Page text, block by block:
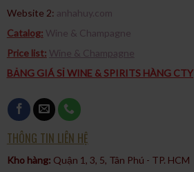
Website 2: anhahuy.com
Catalog: Wine & Champagne
Price list: Wine & Champagne
BẢNG GIÁ SỈ WINE & SPIRITS HÀNG CTY
THÔNG TIN LIÊN HỆ
Kho hàng: Quận 1, 3, 5, Tân Phú - TP. HCM​